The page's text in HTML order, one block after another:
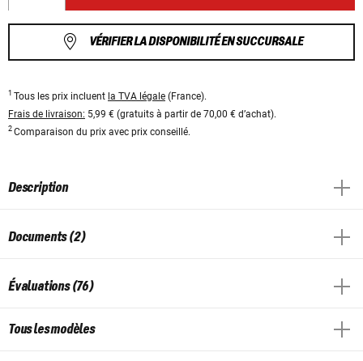
VÉRIFIER LA DISPONIBILITÉ EN SUCCURSALE
1 Tous les prix incluent la TVA légale (France).
Frais de livraison: 5,99 € (gratuits à partir de 70,00 € d’achat).
2 Comparaison du prix avec prix conseillé.
Description
Documents (2)
Évaluations (76)
Tous les modèles